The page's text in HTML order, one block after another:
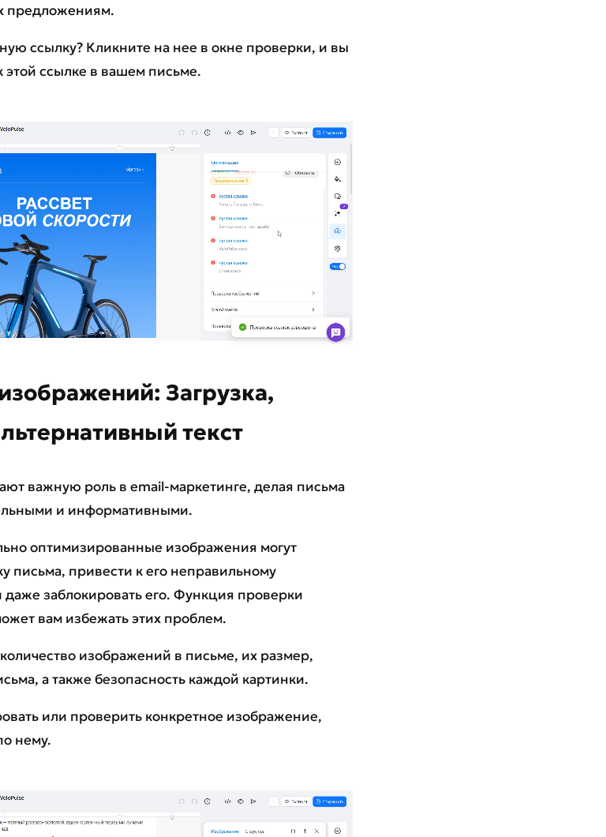
предложениям.
ссылку? Кликните на нее в окне проверки, и вы
этой ссылке в вашем письме.
Загрузка,
текст
важную роль в email-маркетинге, делая письма
и информативными.
оптимизированные изображения могут
письма, привести к его неправильному
заблокировать его. Функция проверки
вам избежать этих проблем.
количество изображений в письме, их размер,
а также безопасность каждой картинки.
или проверить конкретное изображение,
нему.